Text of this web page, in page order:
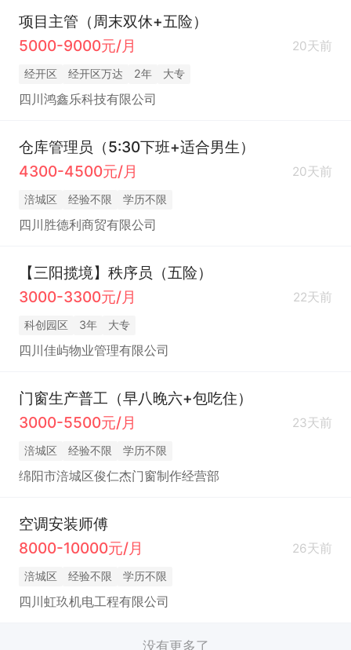
项目主管（周末双休+五险）
5000-9000元/月
20天前
经开区 经开区万达 2年 大专
四川鸿鑫乐科技有限公司
仓库管理员（5:30下班+适合男生）
4300-4500元/月
20天前
涪城区 经验不限 学历不限
四川胜德利商贸有限公司
【三阳揽境】秩序员（五险）
3000-3300元/月
22天前
科创园区 3年 大专
四川佳屿物业管理有限公司
门窗生产普工（早八晚六+包吃住）
3000-5500元/月
23天前
涪城区 经验不限 学历不限
绵阳市涪城区俊仁杰门窗制作经营部
空调安装师傅
8000-10000元/月
26天前
涪城区 经验不限 学历不限
四川虹玖机电工程有限公司
没有更多了